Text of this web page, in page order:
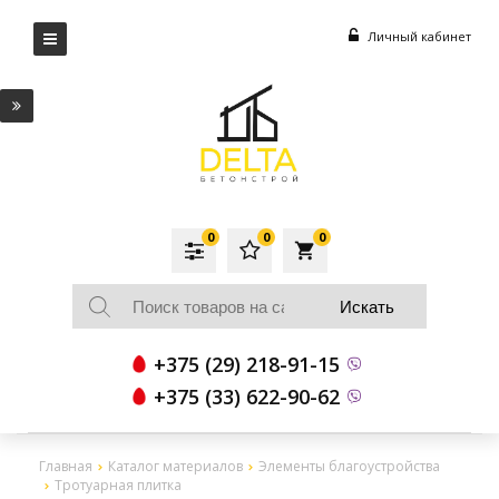
Личный кабинет
local_grocery_store
0
0
0
+375 (29) 218-91-15
+375 (33) 622-90-62
Главная Каталог материалов
Элементы благоустройства
Тротуарная плитка